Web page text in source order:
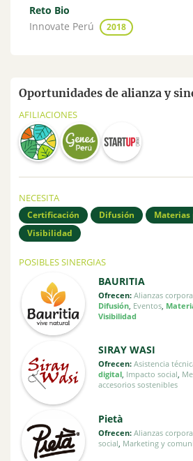
Reto Bio
Innovate Perú
2018
Oportunidades de alianza y
AFILIACIONES
NECESITA
Certificación Difusión
Visibilidad
POSIBLES SINERGIAS
BAURITIA
Ofrecen: Alianzas
Difusión, Eventos,
Visibilidad
SIRAY WASI
Ofrecen: Asistencia
digital, Impacto social,
accesorios sostenibles
Pietà
Ofrecen: Alianzas
social Marketing y